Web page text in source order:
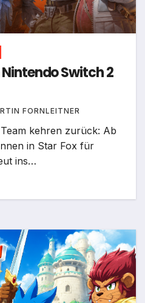
Switch 2
FORNLEITNER
kehren zurück: Ab
in Star Fox für
ins…